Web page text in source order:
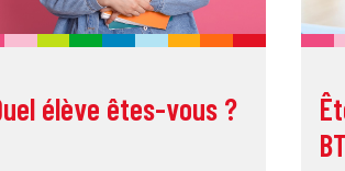
élève êtes-vous ?